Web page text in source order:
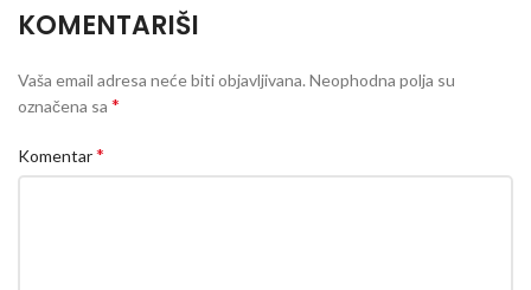
KOMENTARIŠI
Vaša email adresa neće biti objavljivana. Neophodna polja su
označena sa *
Komentar*